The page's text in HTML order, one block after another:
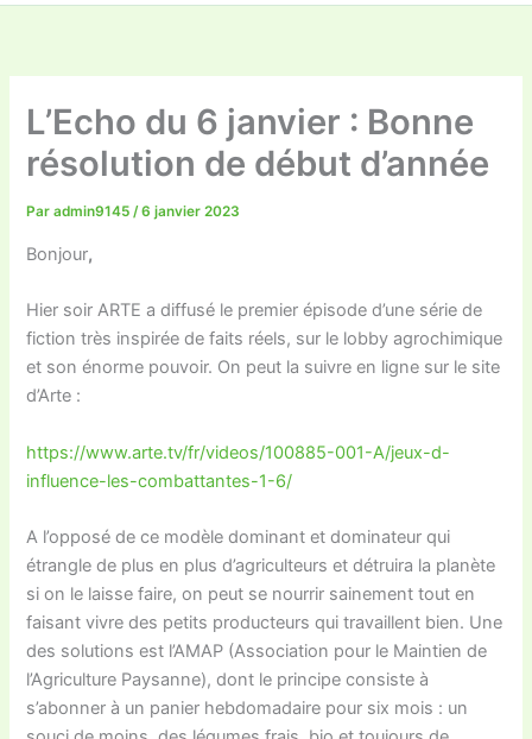
L’Echo du 6 janvier : Bonne
résolution de début d’année
Paradmin9145/6 janvier 2023
Bonjour,
Hier soir ARTE a diffusé le premier épisode d’une série de
fiction très inspirée de faits réels, sur le lobby agrochimique
et son énorme pouvoir. On peut la suivre en ligne sur le site
d’Arte :
https://www.arte.tv/fr/videos/100885-001-A/jeux-d-
influence-les-combattantes-1-6/
A l’opposé de ce modèle dominant et dominateur qui
étrangle de plus en plus d’agriculteurs et détruira la planète
si on le laisse faire, on peut se nourrir sainement tout en
faisant vivre des petits producteurs qui travaillent bien. Une
des solutions est l’AMAP (Association pour le Maintien de
l’Agriculture Paysanne), dont le principe consiste à
s’abonner à un panier hebdomadaire pour six mois : un